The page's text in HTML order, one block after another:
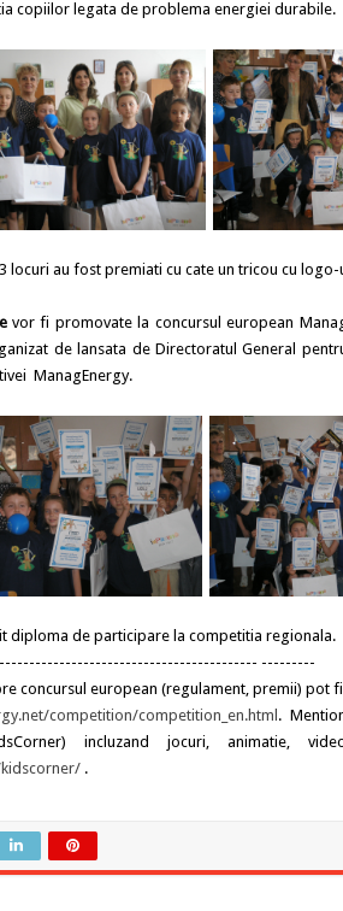
copiilor legata de problema energiei durabile.
au fost premiati cu cate un tricou cu logo-ul
vor fi promovate la concursul european
de lansata de Directoratul General
ManagEnergy.
diploma de participare la competitia regionala.
---------
concursul european (regulament, premii) pot
competition/competition_en.html .
incluzand jocuri, animatie,
.